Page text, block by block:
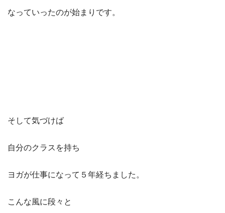
なっていったのが始まりです。
そして気づけば
自分のクラスを持ち
ヨガが仕事になって５年経ちました。
こんな風に段々と